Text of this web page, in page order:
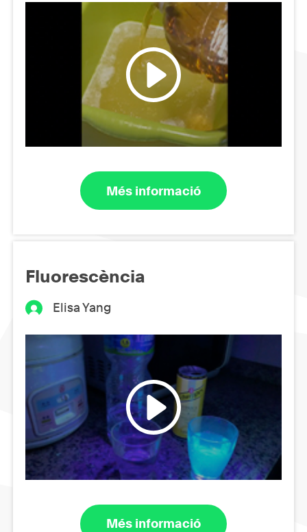
Més informació
Fluorescència
Elisa Yang
Més informació